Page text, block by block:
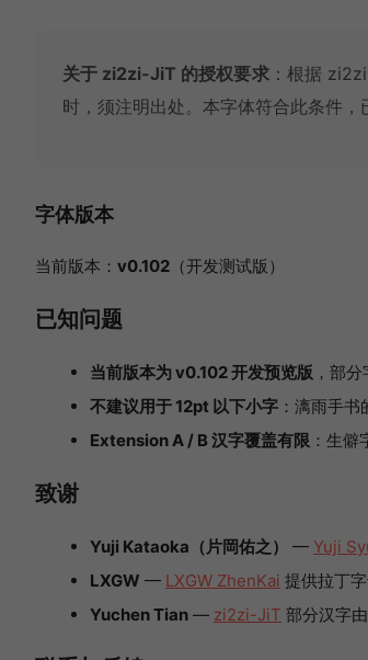
关于 zi2zi-JiT 的授权要求：根据
时，须注明出处。本字体符合此条件，
字体版本
当前版本： v0.102 （开发测试版）
已知问题
当前版本为 v0.102 开发预览版 ，部
不建议用于 12pt 以下小字 ：漓雨手
Extension A / B 汉字覆盖有限 ：生
致谢
Yuji Kataoka（片岡佑之） — Yuji
LXGW — LXGW ZhenKai 提供拉丁
Yuchen Tian — zi2zi-JiT 部分汉字